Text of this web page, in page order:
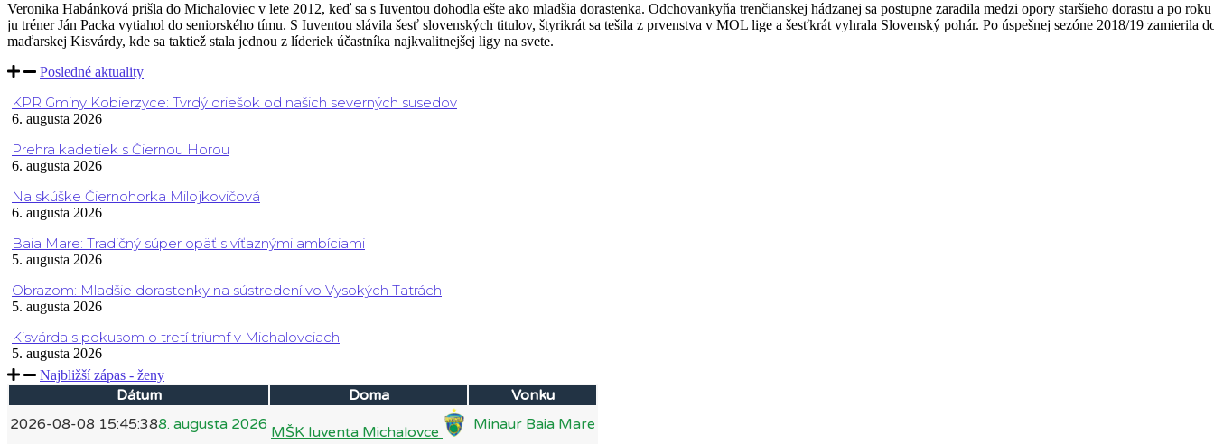
Veronika Habánková prišla do Michaloviec v lete 2012, keď sa s Iuventou dohodla ešte ako mladšia dorastenka. Odchovankyňa trenčianskej hádzanej sa postupne zaradila medzi opory staršieho dorastu a po roku
ju tréner Ján Packa vytiahol do seniorského tímu. S Iuventou slávila šesť slovenských titulov, štyrikrát sa tešila z prvenstva v MOL lige a šesťkrát vyhrala Slovenský pohár. Po úspešnej sezóne 2018/19 zamierila
maďarskej Kisvárdy, kde sa taktiež stala jednou z líderiek účastníka najkvalitnejšej ligy na svete.
Posledné aktuality
KPR Gminy Kobierzyce: Tvrdý oriešok od našich severných susedov
6. augusta 2026
Prehra kadetiek s Čiernou Horou
6. augusta 2026
Na skúške Čiernohorka Milojkovičová
6. augusta 2026
Baia Mare: Tradičný súper opäť s víťaznými ambíciami
5. augusta 2026
Obrazom: Mladšie dorastenky na sústredení vo Vysokých Tatrách
5. augusta 2026
Kisvárda s pokusom o tretí triumf v Michalovciach
5. augusta 2026
Najbližší zápas - ženy
Dátum Doma
Vonku
2026-08-08 15:45:388. augusta 2026 MŠK Iuventa Michalovce Minaur Baia Mare